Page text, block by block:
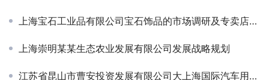
上海宝石工业品有限公司宝石饰品的市场调研及专卖店开业策划
上海崇明某某生态农业发展有限公司发展战略规划
江苏省昆山市曹安投资发展有限公司大上海国际汽车用品城招商规划